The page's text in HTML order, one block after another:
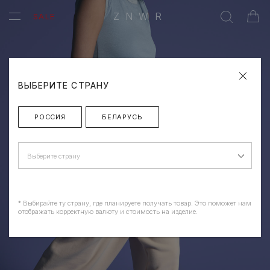
SALE ZNWR
ВЫБЕРИТЕ СТРАНУ
РОССИЯ БЕЛАРУСЬ
Выберите страну
* Выбирайте ту страну, где планируете получать товар. Это поможет нам
отображать корректную валюту и стоимость на изделие.